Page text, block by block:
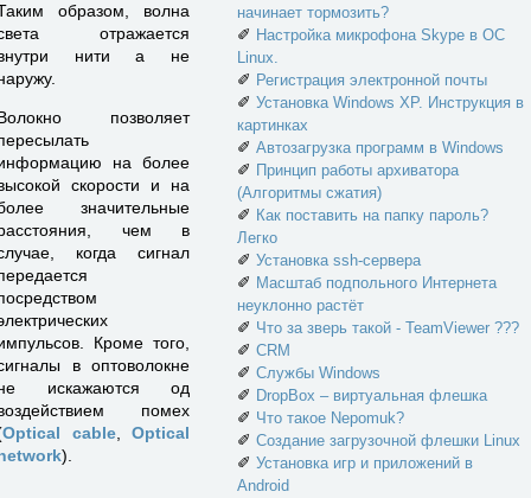
образом, волна
отражается
нити а не
позволяет
на более
скорости и на
значительные
чем в
когда сигнал
Кроме того,
в оптоволокне
искажаются од
помех
Optical cable, Optical
).
начинает тормозить?
✐ Настройка микрофона Skype в ОС
Linux.
✐ Регистрация электронной почты
✐ Установка Windows XP. Инструкция в
картинках
✐ Автозагрузка программ в Windows
✐ Принцип работы архиватора
(Алгоритмы сжатия)
✐ Как поставить на папку пароль?
Легко
✐ Установка ssh-сервера
✐ Масштаб подпольного Интернета
неуклонно растёт
✐ Что за зверь такой - TeamViewer ???
✐ CRM
✐ Службы Windows
✐ DropBox – виртуальная флешка
✐ Что такое Nepomuk?
✐ Создание загрузочной флешки Linux
✐ Установка игр и приложений в
Android